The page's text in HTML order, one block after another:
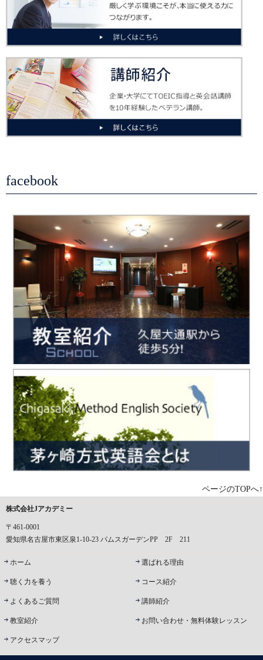
facebook
ページのTOPへ↑
株式会社Jアカデミー
〒461-0001
愛知県名古屋市東区泉1-10-23 パムスガーデンPP 2F 211
ホーム 選ばれる理由
聴く力を養う コース紹介
よくあるご質問 講師紹介
教室紹介 お問い合わせ・無料体験レッスン
アクセスマップ